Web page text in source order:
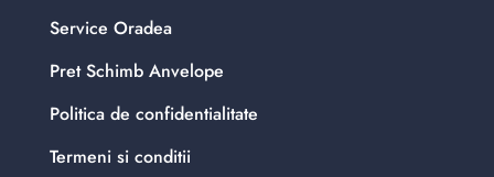
Service Oradea
Pret Schimb Anvelope
Politica de confidentialitate
Termeni si conditii